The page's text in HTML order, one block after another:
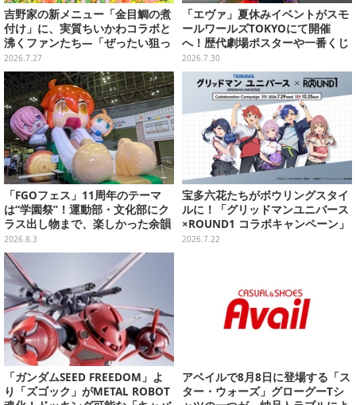
吉野家の新メニュー「金目鯛の煮
付け」に、実質ちいかわコラボと
沸くファンたち―「ぜったい狙っ
ただろ！」「映画公開のタイミン
グで妙だな？」
2026.7.27
「エヴァ」夏休みイベントがスモ
ールワールズTOKYOにて開催
へ！歴代劇場ポスターや一番くじ
商品の展示、オリジナルグッズ・
限定メニュー販売も
2026.7.30
「FGOフェス」11周年のテーマ
は“学園祭”！運動部・文化部にク
ラス出し物まで、楽しかった余韻
が残る思い出を写真たっぷりでお
届け【写真180枚】
2026.8.3
宝多六花たちがボウリングスタイ
ルに！「グリッドマンユニバース
×ROUND1 コラボキャンペーン」
開催決定、企画やグッズ販売を実
2026.7.22
「ガンダムSEED FREEDOM」よ
り「ズゴック」がMETAL ROBOT
アベイルで8月8日に登場する「ス
ター・ウォーズ」グローグーTシ